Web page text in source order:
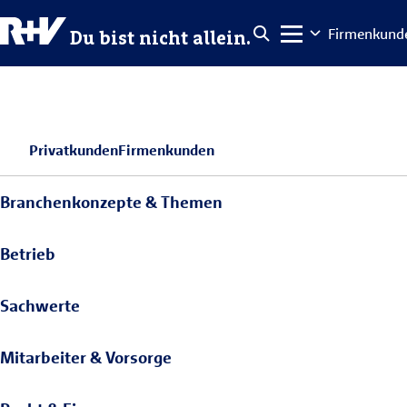
Du bist nicht allein.
PrivatkundenFirmenkunden
Branchenkonzepte & Themen
Betrieb
Sachwerte
Mitarbeiter & Vorsorge